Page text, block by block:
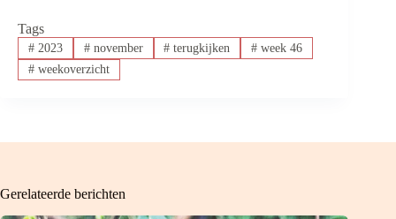
Tags
#2023 #november # terugkijken # week 46
#weekoverzicht
Gerelateerde berichten